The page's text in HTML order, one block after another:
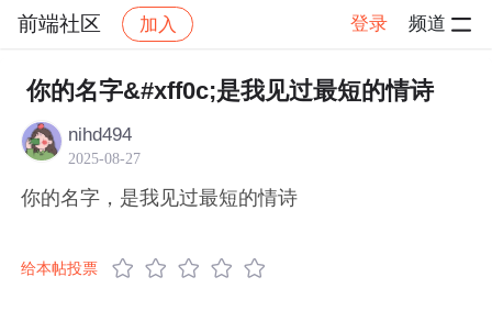
前端社区 加入 登录 频道
社区 前端社区 感慨 帖子详情
你的名字&#xff0c;是我见过最短的情诗
nihd494
2025-08-27
你的名字，是我见过最短的情诗
给本帖投票